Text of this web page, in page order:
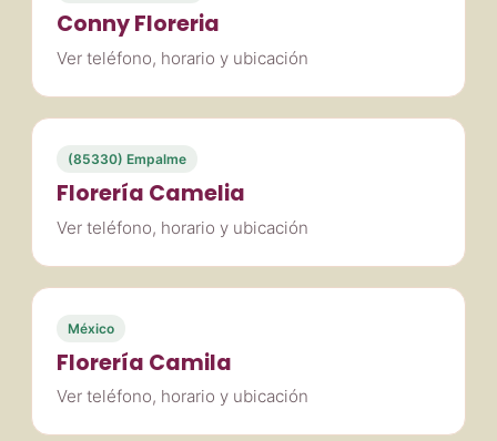
Conny Floreria
Ver teléfono, horario y ubicación
(85330) Empalme
Florería Camelia
Ver teléfono, horario y ubicación
México
Florería Camila
Ver teléfono, horario y ubicación